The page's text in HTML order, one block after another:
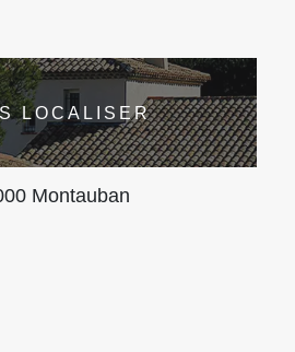
LOCALISER
Montauban